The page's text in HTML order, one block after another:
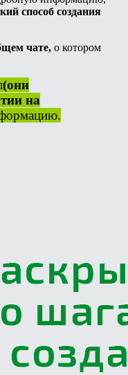
способ создания
чате, о котором
(они
на